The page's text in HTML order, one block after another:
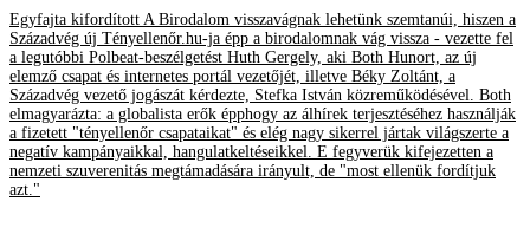
Egyfajta kifordított A Birodalom visszavágnak lehetünk szemtanúi, hiszen a
Századvég új Tényellenőr.hu-ja épp a birodalomnak vág vissza - vezette fel
a legutóbbi Polbeat-beszélgetést Huth Gergely, aki Both Hunort, az új
elemző csapat és internetes portál vezetőjét, illetve Béky Zoltánt, a
Századvég vezető jogászát kérdezte, Stefka István közreműködésével. Both
elmagyarázta: a globalista erők épphogy az álhírek terjesztéséhez használják
a fizetett "tényellenőr csapataikat" és elég nagy sikerrel jártak világszerte a
negatív kampányaikkal, hangulatkeltéseikkel. E fegyverük kifejezetten a
nemzeti szuverenitás megtámadására irányult, de "most ellenük fordítjuk
azt."